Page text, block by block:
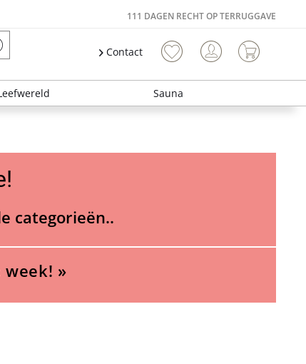
111 DAGEN RECHT OP TERRUGGAVE
Contact
Sauna
categorieën..
»